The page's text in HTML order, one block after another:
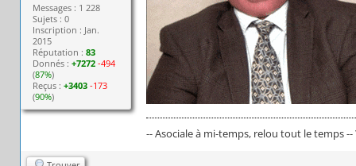
Messages : 1 228
Sujets : 0
Inscription : Jan.
2015
Réputation :83
Donnés :+7272 -494
(87%)
Reçus :+3403 -173
(90%)
-- Asociale à mi-temps, relou tout le temps